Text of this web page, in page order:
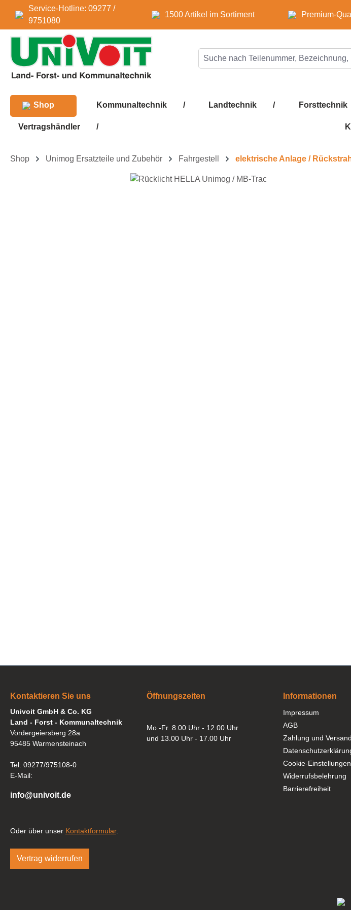
Hauptinhalt springen
Zur Suche springen
Zur Hauptnavigation springen
Service-Hotline: 09277 /
9751080
1500 Artikel im Sortiment Premium-
Shop Kommunaltechnik / Landtechnik / Forsttechnik
Vertragshändler /
Shop Unimog Ersatzteile und Zubehör Fahrgestell elektrische Anlage /
Kontaktieren Sie uns
Univoit GmbH & Co. KG
Land - Forst - Kommunaltechnik
Vordergeiersberg 28a
95485 Warmensteinach
Tel: 09277/975108-0
E-Mail:
info@univoit.de
Oder über unser Kontaktformular.
Vertrag widerrufen
Öffnungszeiten
Mo.-Fr. 8.00 Uhr - 12.00 Uhr
und 13.00 Uhr - 17.00 Uhr
Informationen
Impressum
AGB
Zahlung und Versand
Cookie-Einstellungen
Widerrufsbelehrung
Barrierefreiheit